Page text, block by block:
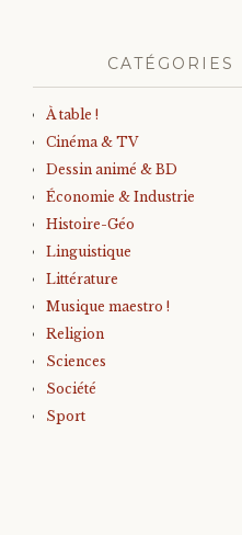
CATÉGORIES
À table !
Cinéma & TV
Dessin animé & BD
Économie & Industrie
Histoire-Géo
Linguistique
Littérature
Musique maestro !
Religion
Sciences
Société
Sport